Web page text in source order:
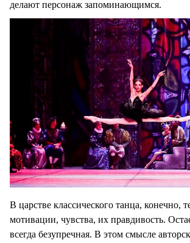
делают персонаж запоминающимся.
В царстве классического танца, конечно,
мотивации, чувства, их правдивость.
всегда безупречная. В этом смысле